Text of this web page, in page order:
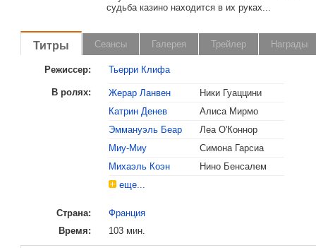
судьба казино находится в их руках...
Титры Сеансы Галерея Трейлер Награды
Режиссер: Тьерри Клифа
В ролях: Жерар Ланвен
Ники Гуаццини
Катрин Денев
Алиса Мирмо
Эммануэль Беар
Леа О'Коннор
Миу-Миу
Симона Гарсиа
Михаэль Коэн
Нино Бенсалем
еще...
Страна:
Франция
Время:
103 мин.